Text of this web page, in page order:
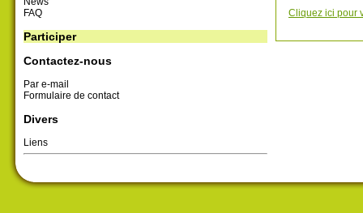
FAQ
Participer
Contactez-nous
Par e-mail
Formulaire de contact
Divers
Liens
Cliquez ici pour